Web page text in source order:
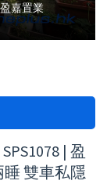
嘉置業
| 盈
雙車私隱